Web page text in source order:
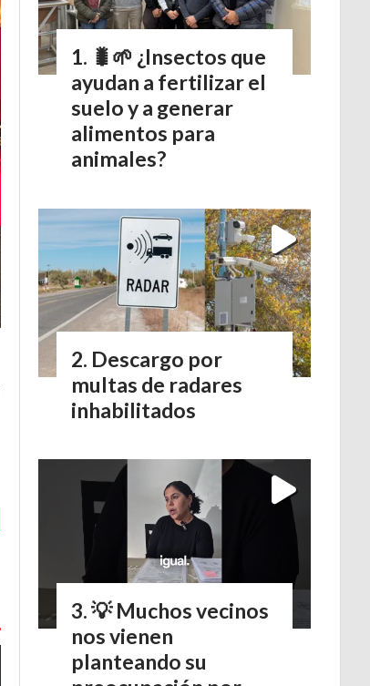
🐛🌱 ¿Insectos que
ayudan a fertilizar el
suelo y a generar
alimentos para
animales?
Descargo por
multas de radares
inhabilitados
💡 Muchos vecinos
nos vienen
planteando su